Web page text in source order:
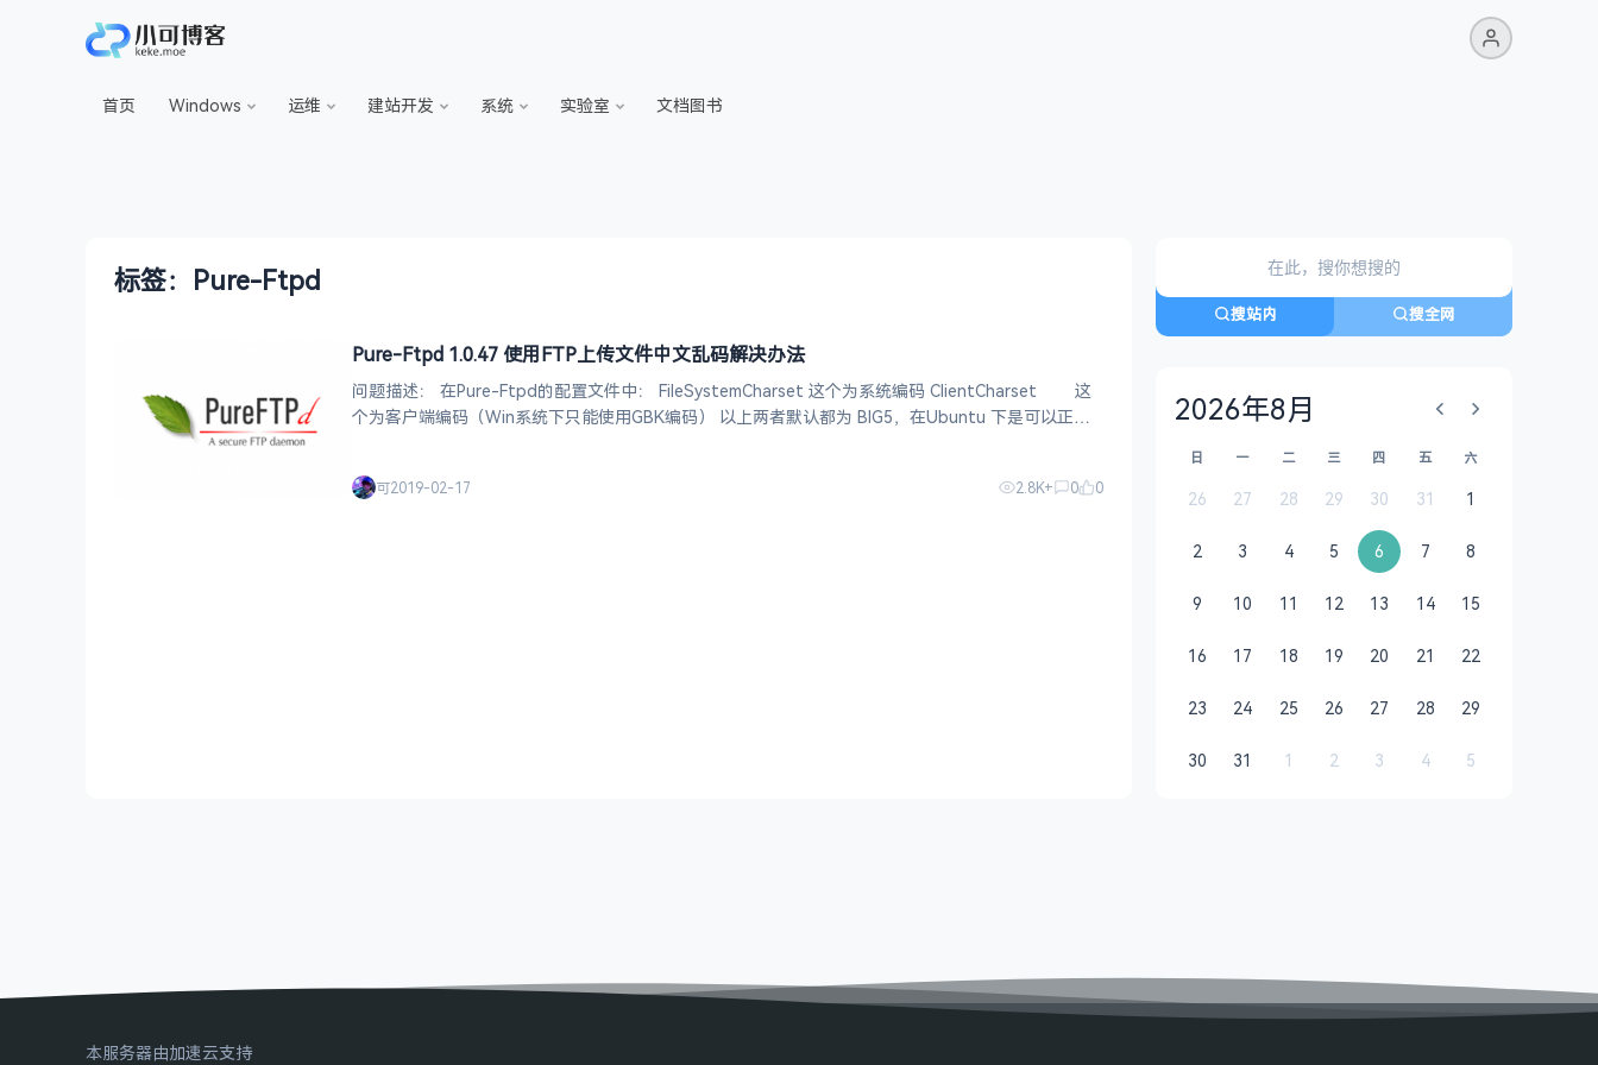
首页 Windows 运维 建站开发 系统 实验室 文档图书
标签：Pure-Ftpd
Pure-Ftpd 1.0.47 使用FTP上传文件中文乱码解决办法
问题描述： 在Pure-Ftpd的配置文件中： FileSystemCharset 这个为系统编码 ClientCharset 这
个为客户端编码（Win系统下只能使用GBK编码） 以上两者默认都为 BIG5，在Ubuntu 下是可以正常
可2019-02-17 2.8K+ 0 0
搜站内 搜全网
2026年8月
日 一 二 三 四 五 六
26 27 28 29 30 31 1
2 3 4 5 6 7 8
9 10 11 12 13 14 15
16 17 18 19 20 21 22
23 24 25 26 27 28 29
30 31 1 2 3 4 5
本服务器由加速云支持